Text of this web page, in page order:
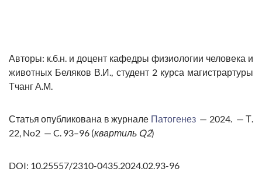
Авторы: к.б.н. и доцент кафедры физиологии человека и
животных Беляков В.И., студент 2 курса магистрартуры
Тчанг А.М.
Статья опубликована в журнале Патогенез— 2024. — Т.
22, No2 — C. 93–96 (квартиль Q2)
DOI: 10.25557/2310-0435.2024.02.93-96